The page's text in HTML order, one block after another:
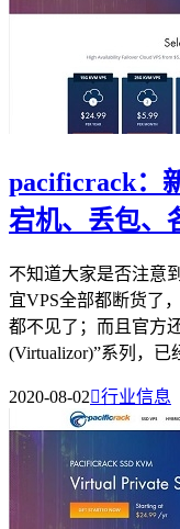
pacificrack：
宕机、丢包、
不知道大家是否注意
宜VPS全部都断货了
都不见了；而且官方
(Virtualizor)”系列，已
2020-08-02行业信息